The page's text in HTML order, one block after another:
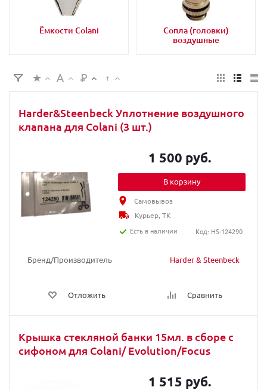
Ёмкости Colani
Сопла (головки)
воздушные
Harder&Steenbeck Уплотнение воздушного
клапана для Colani (3 шт.)
Бренд/Производитель Harder & Steenbeck
Отложить Сравнить
1 500 руб.
В корзину
Самовывоз
Курьер, ТК
Есть в наличии
Код: HS-124290
Крышка стекляной банки 15мл. в сборе с
сифоном для Colani/ Evolution/Focus
1 515 руб.